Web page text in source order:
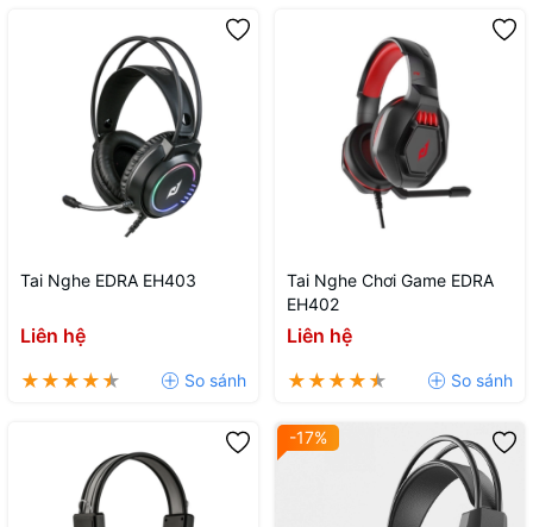
Tai Nghe EDRA EH403
Liên hệ
Tai Nghe Chơi Game EDRA
EH402
Liên hệ
-17%